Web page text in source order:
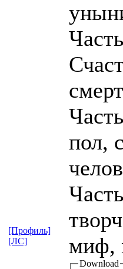
пол,
миф,
Download
[Профиль]
[ЛС]